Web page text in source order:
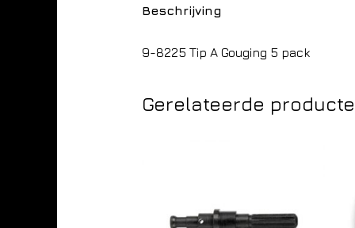
Beschrijving
9-8225 Tip A Gouging 5 pack
Gerelateerde